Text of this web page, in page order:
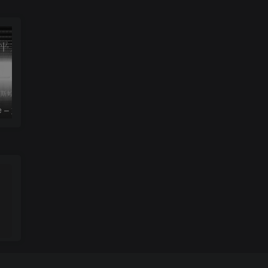
姚斯婷